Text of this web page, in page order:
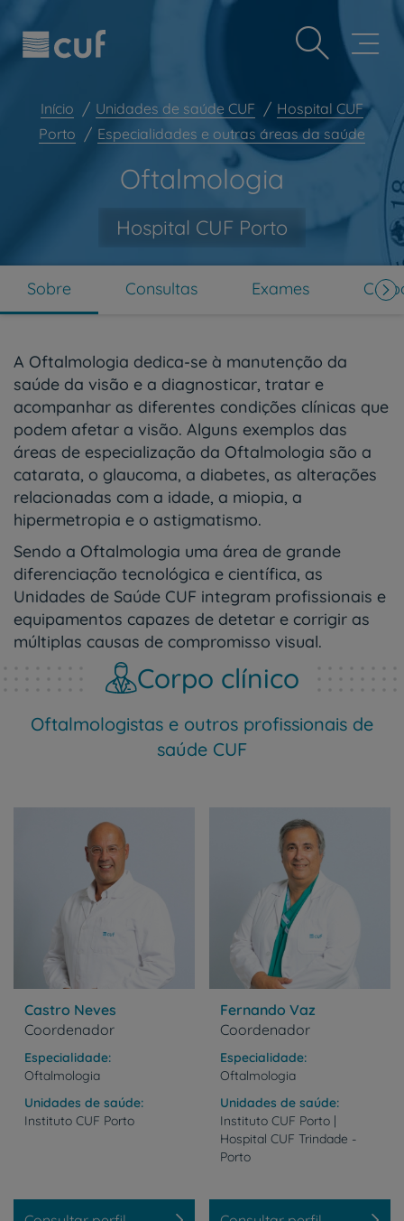
este
site
inclui
sistema
acessibilidade.
para
conteúdo
Prevenção e bem-estar
Grandes Áreas da Saúde
Plano +CUF
Clientes e acompanhantes
CUF Academic Center
Sobre nós
Contacte-nos
Início Unidades de saúde CUF
Hospital CUF
Porto
Especialidades e outras áreas da saúde
Oftalmologia
Hospital CUF Porto
Sobre Consultas Exames
A Oftalmologia dedica-se à manutenção da
saúde da visão e a diagnosticar, tratar e
acompanhar as diferentes condições clínicas que
podem afetar a visão. Alguns exemplos das
áreas de especialização da Oftalmologia são a
catarata, o glaucoma, a diabetes, as alterações
relacionadas com a idade, a miopia, a
hipermetropia e o astigmatismo.
Sendo a Oftalmologia uma área de grande
diferenciação tecnológica e científica, as
Unidades de Saúde CUF integram profissionais e
equipamentos capazes de detetar e corrigir as
múltiplas causas de compromisso visual.
Corpo clínico
Oftalmologistas e outros profissionais de
saúde CUF
Castro Neves
Coordenador
Especialidade
Oftalmologia
Unidades de saúde
Instituto CUF Porto
Fernando Vaz
Coordenador
Especialidade
Oftalmologia
Unidades de saúde
Instituto CUF Porto |
Hospital CUF Trindade -
Porto